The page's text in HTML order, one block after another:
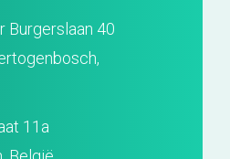
Burgerslaan 40
11a